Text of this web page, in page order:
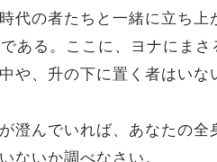
代の者たちと一緒に立ち
ある。ここに、ヨナにまさ
や、升の下に置く者はい
澄んでいれば、あなたの全
ないか調べなさい。